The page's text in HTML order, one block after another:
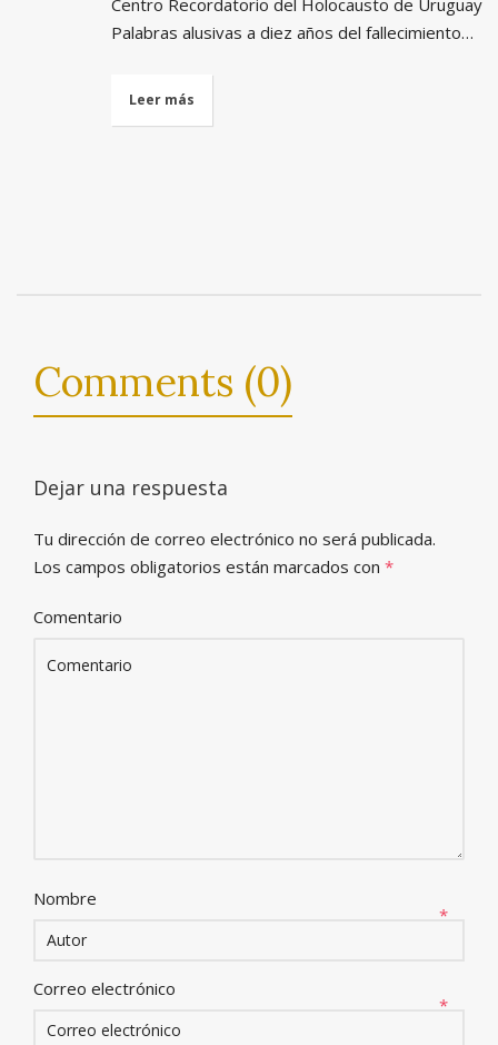
Centro Recordatorio del Holocausto de Uruguay
Palabras alusivas a diez años del fallecimiento…
Leer más
Comments (0)
Dejar una respuesta
Tu dirección de correo electrónico no será publicada.
Los campos obligatorios están marcados con *
Comentario
Nombre
*
Correo electrónico
*